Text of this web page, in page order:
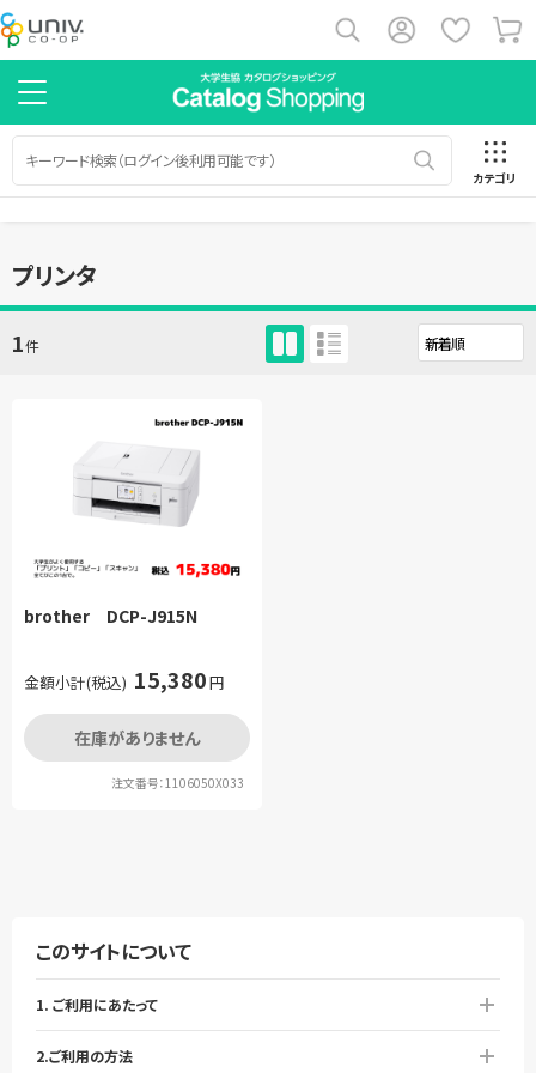
カテゴリ
プリンタ
1件
brother DCP-J915N
金額小計(税込) 15,380円
在庫がありません
注文番号：1106050X033
このサイトについて
1. ご利用にあたって
2.ご利用の方法